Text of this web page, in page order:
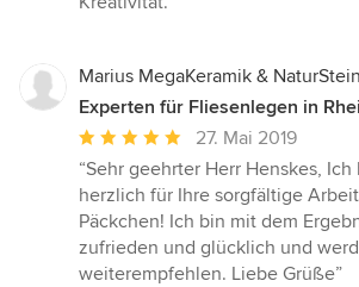
Marius MegaKeramik & NaturStein
Experten für Fliesenlegen in
Durchschnittliche
Bewertung:
5
von
5
Sternen
27. Mai 2019
“Sehr geehrter Herr Henskes,
herzlich für Ihre sorgfältige
Päckchen! Ich bin mit dem
zufrieden und glücklich und
weiterempfehlen. Liebe Grüße”